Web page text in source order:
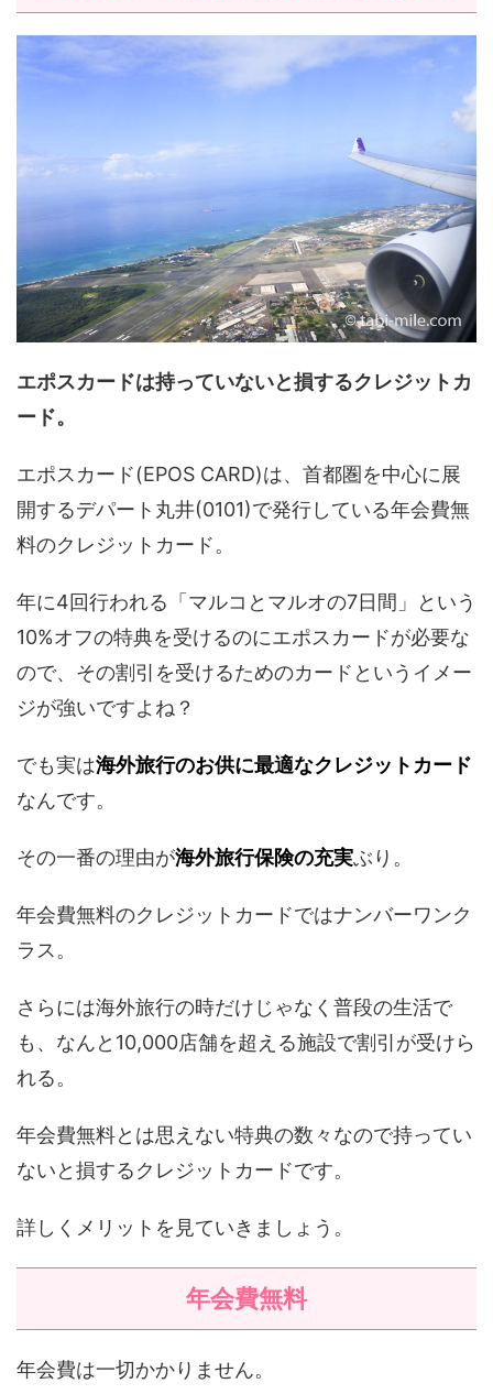
エポスカードは持っていないと損するクレジットカ
ード。
エポスカード(EPOS CARD)は、首都圏を中心に展
開するデパート丸井(0101)で発行している年会費無
料のクレジットカード。
年に4回行われる「マルコとマルオの7日間」という
10%オフの特典を受けるのにエポスカードが必要な
ので、その割引を受けるためのカードというイメー
ジが強いですよね？
でも実は海外旅行のお供に最適なクレジットカード
なんです。
その一番の理由が海外旅行保険の充実ぶり。
年会費無料のクレジットカードではナンバーワンク
ラス。
さらには海外旅行の時だけじゃなく普段の生活で
も、なんと10,000店舗を超える施設で割引が受けら
れる。
年会費無料とは思えない特典の数々なので持ってい
ないと損するクレジットカードです。
詳しくメリットを見ていきましょう。
年会費無料
年会費は一切かかりません。